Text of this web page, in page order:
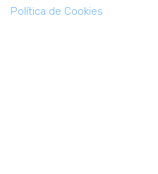
Política de Cookies